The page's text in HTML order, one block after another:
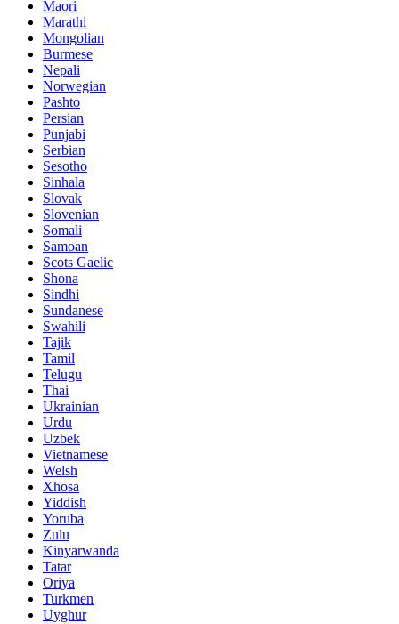
Maori
Marathi
Mongolian
Burmese
Nepali
Norwegian
Pashto
Persian
Punjabi
Serbian
Sesotho
Sinhala
Slovak
Slovenian
Somali
Samoan
Scots Gaelic
Shona
Sindhi
Sundanese
Swahili
Tajik
Tamil
Telugu
Thai
Ukrainian
Urdu
Uzbek
Vietnamese
Welsh
Xhosa
Yiddish
Yoruba
Zulu
Kinyarwanda
Tatar
Oriya
Turkmen
Uyghur